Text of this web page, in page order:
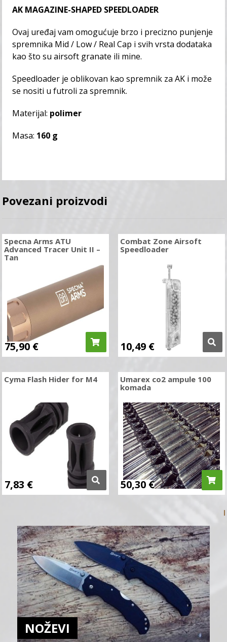
AK MAGAZINE-SHAPED SPEEDLOADER
Ovaj uređaj vam omogućuje brzo i precizno punjenje
spremnika Mid / Low / Real Cap i svih vrsta dodataka
kao što su airsoft granate ili mine.
Speedloader je oblikovan kao spremnik za AK i može
se nositi u futroli za spremnik.
Materijal: polimer
Masa: 160 g
Povezani proizvodi
Specna Arms ATU
Advanced Tracer Unit II –
Tan
75,90 €
Combat Zone Airsoft
Speedloader
10,49 €
Cyma Flash Hider for M4
7,83 €
Umarex co2 ampule 100
komada
50,30 €
NOŽEVI